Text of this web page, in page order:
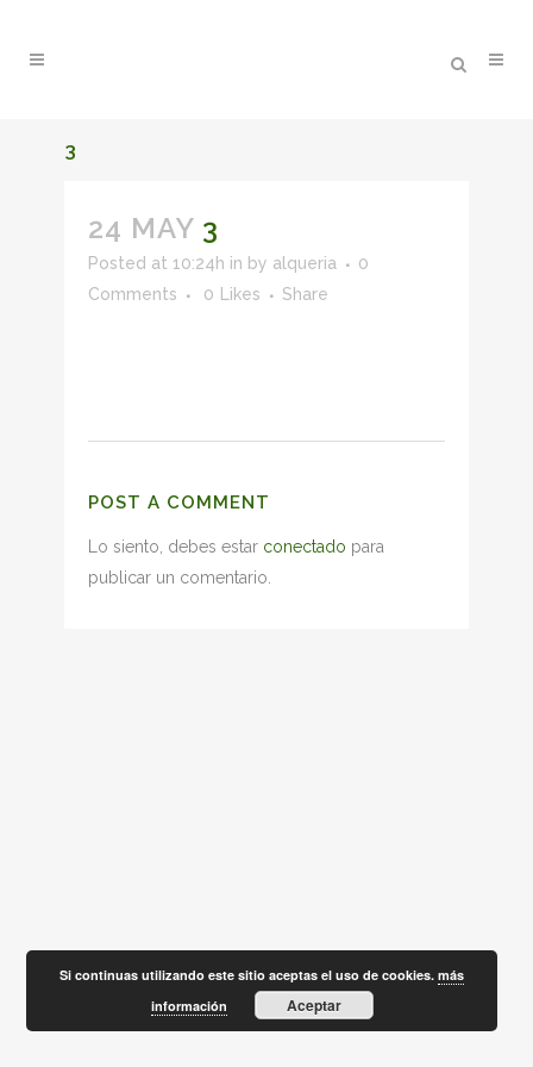
3
24 MAY 3
Posted at 10:24h in by alqueria
0
Comments
0 Likes Share
POST A COMMENT
Lo siento, debes estar conectado para
publicar un comentario.
Si continuas utilizando este sitio aceptas el uso de cookies.más
información
Aceptar